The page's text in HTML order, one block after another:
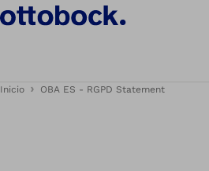
Inicio OBA ES - RGPD Statement